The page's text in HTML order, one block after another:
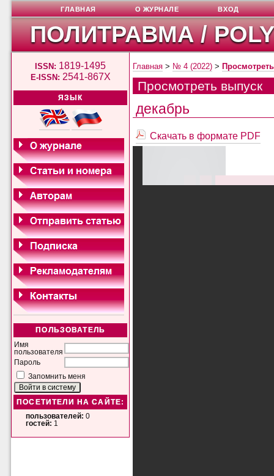
ПОЛИТРАВМА /
ISSN: 1819-1495
E-ISSN: 2541-867X
ЯЗЫК
ПОЛЬЗОВАТЕЛЬ
Имя
пользователя
Пароль
Запомнить меня
ПОСЕТИТЕЛИ НА САЙТЕ:
пользователей: 0
гостей: 1
ГЛАВНАЯ О ЖУРНАЛЕ ВХОД
Главная > № 4 (2022) >
Просмотреть выпуск
декабрь
Скачать в формате PDF